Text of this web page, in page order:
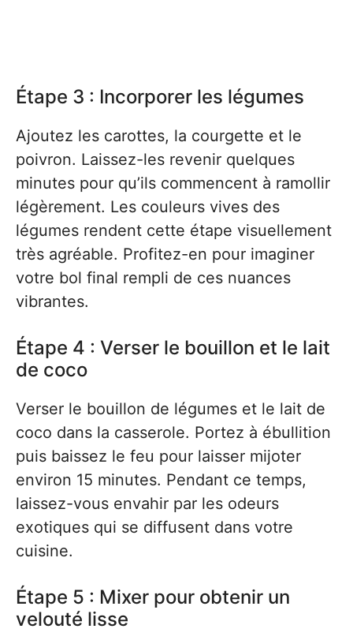
Étape 3 : Incorporer les légumes
Ajoutez les carottes, la courgette et le
poivron. Laissez-les revenir quelques
minutes pour qu’ils commencent à ramollir
légèrement. Les couleurs vives des
légumes rendent cette étape visuellement
très agréable. Profitez-en pour imaginer
votre bol final rempli de ces nuances
vibrantes.
Étape 4 : Verser le bouillon et le lait
de coco
Verser le bouillon de légumes et le lait de
coco dans la casserole. Portez à ébullition
puis baissez le feu pour laisser mijoter
environ 15 minutes. Pendant ce temps,
laissez-vous envahir par les odeurs
exotiques qui se diffusent dans votre
cuisine.
Étape 5 : Mixer pour obtenir un
velouté lisse